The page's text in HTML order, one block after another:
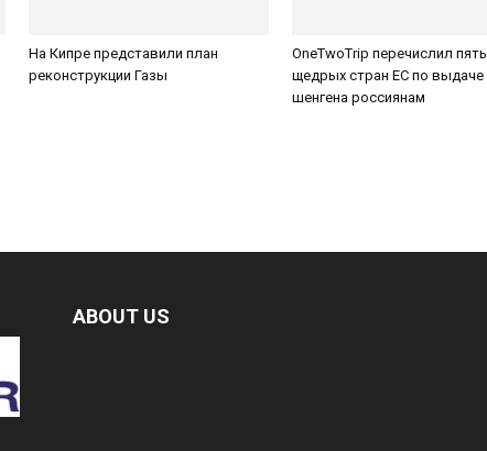
На Кипре представили план
реконструкции Газы
OneTwoTrip перечислил пять
щедрых стран ЕС по выдаче
шенгена россиянам
ABOUT US